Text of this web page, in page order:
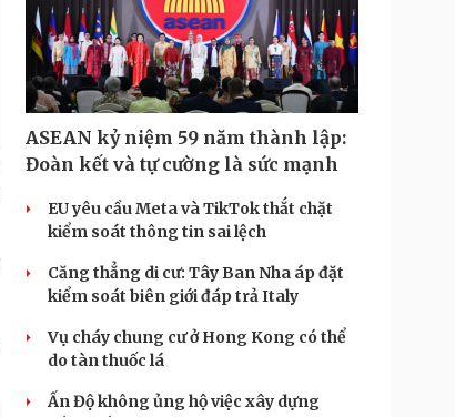
ASEAN kỷ niệm 59 năm thành lập:
Đoàn kết và tự cường là sức mạnh
EU yêu cầu Meta và TikTok thắt chặt
kiểm soát thông tin sai lệch
Căng thẳng di cư: Tây Ban Nha áp đặt
kiểm soát biên giới đáp trả Italy
Vụ cháy chung cư ở Hong Kong có thể
do tàn thuốc lá
Ấn Độ không ủng hộ việc xây dựng